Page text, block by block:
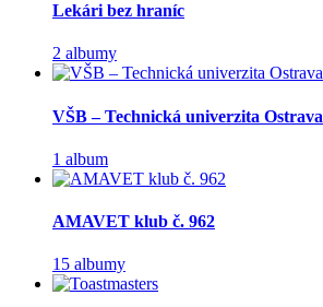
Lekári bez hraníc
2 albumy
VŠB – Technická univerzita Ostrava
1 album
AMAVET klub č. 962
15 albumy